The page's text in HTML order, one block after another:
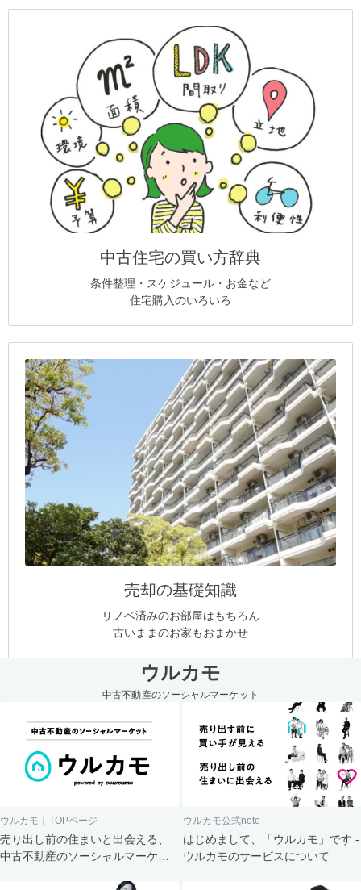
中古住宅の買い方辞典
条件整理・スケジュール・お金など
住宅購入のいろいろ
売却の基礎知識
リノベ済みのお部屋はもちろん
古いままのお家もおまかせ
ウルカモ
中古不動産のソーシャルマーケット
ウルカモ｜TOPページ
売り出し前の住まいと出会える、
中古不動産のソーシャルマーケッ
ウルカモ公式note
はじめまして、「ウルカモ」です -
ウルカモのサービスについて